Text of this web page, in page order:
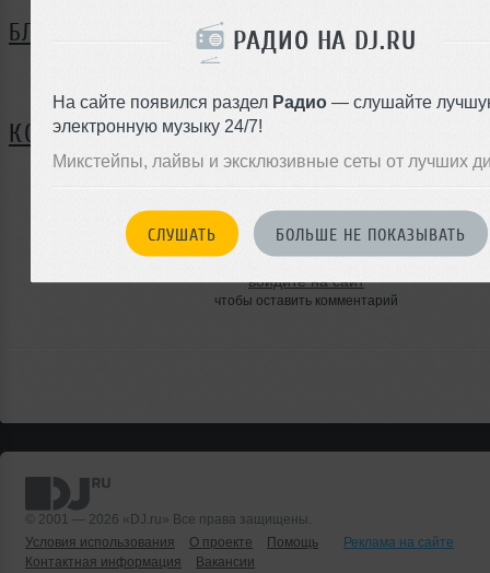
РАДИО НА DJ.RU
На сайте появился раздел Радио — слушайте
электронную музыку 24/7!
Микстейпы, лайвы и эксклюзивные сеты от лучших
СЛУШАТЬ БОЛЬШЕ НЕ ПОКАЗЫВАТЬ
БЛОГ
КОММЕНТАРИИ
ЗАРЕГИСТРИРУЙТЕСЬ
Или
войдите на сайт
чтобы оставить комментарий
© 2001 — 2026 «DJ.ru» Все права защищены.
Условия использования
О проекте Помощь
Реклама на сайте
Контактная информация
Вакансии